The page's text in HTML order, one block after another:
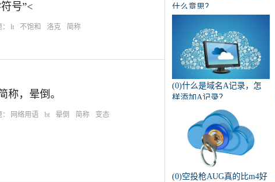
号”<
lt 不饱和 洛克 简称
称，晕倒。
网络用语 bt 晕倒 简称 变态
什么意思？
(0)什么是域名A记录，怎
样添加A记录？
(0)空投枪AUG真的比m4好